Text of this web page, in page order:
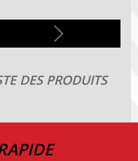
DES PRODUITS